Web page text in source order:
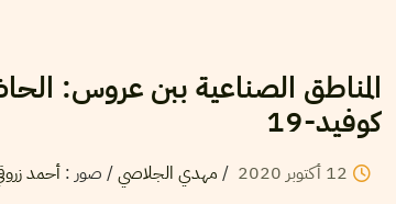
المناطق الصناعية ببن عروس:
كوفيد-19
12 أكتوبر 2020
/ مهدي الجلاصي/ صور : أحمد